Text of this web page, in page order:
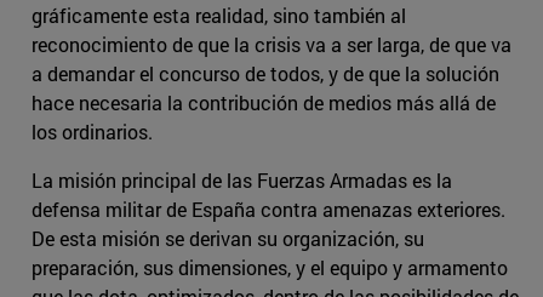
gráficamente esta realidad, sino también al
reconocimiento de que la crisis va a ser larga, de que va
a demandar el concurso de todos, y de que la solución
hace necesaria la contribución de medios más allá de
los ordinarios.
La misión principal de las Fuerzas Armadas es la
defensa militar de España contra amenazas exteriores.
De esta misión se derivan su organización, su
preparación, sus dimensiones, y el equipo y armamento